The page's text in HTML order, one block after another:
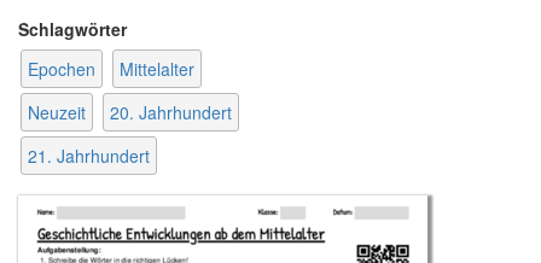
Schlagwörter
Epochen
Mittelalter
Neuzeit
20. Jahrhundert
21. Jahrhundert